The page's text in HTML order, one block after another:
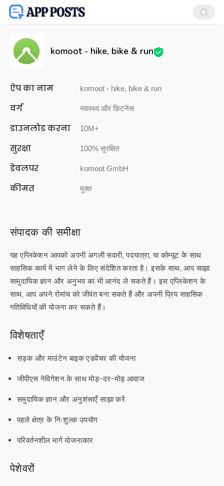
komoot - hike, bike & run
ऐप का नाम komoot - hike, bike & run
वर्ग स्वास्थ्य और फ़िटनेस
डाउनलोड करना 10M+
सुरक्षा 100% सुरक्षित
डेवलपर komoot GmbH
कीमत मुक्त
संपादक की समीक्षा
यह एप्लिकेशन आपको अपनी अगली सवारी, पदयात्रा, या कोम्यूट के साथ
साहसिक कार्य में भाग लेने के लिए संदेशित करता है। इसके साथ, आप साझा
सामुदायिक ज्ञान और अनुभव का भी आनंद ले सकते हैं। इस एप्लिकेशन के
साथ, आप अपने रोमांच को जीवंत बना सकते हैं और अपनी प्रिय साहसिक
गतिविधियों की योजना कर सकते हैं।
विशेषताएँ
सड़क और माउंटेन बाइक एडवेंचर की योजना
जीपीएस नेविगेशन के साथ मोड़-दर-मोड़ आवाज
समुदायिक ज्ञान और अनुशंसाएँ साझा करें
पहले क्षेत्र के निःशुल्क उपयोग
परिवर्तनशील मार्ग योजनाकार
पेशेवरों